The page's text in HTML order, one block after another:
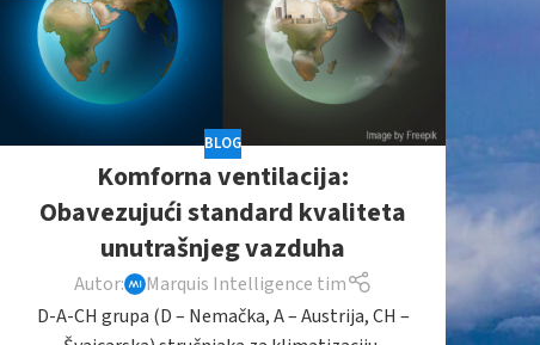
BLOG
Komforna ventilacija:
Obavezujući standard kvaliteta
unutrašnjeg vazduha
Autor:
Marquis Intelligence tim
D-A-CH grupa (D – Nemačka, A – Austrija, CH –